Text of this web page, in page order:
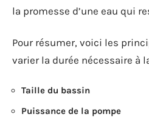
la promesse d’une eau qui
Pour résumer, voici les
varier la durée nécessaire à
Taille du bassin
Puissance de la pompe